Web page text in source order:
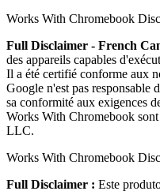
Works With Chromebook
Full Disclaimer - French
des appareils capables
Il a été certifié conforme aux
Google n'est pas responsable
sa conformité aux exigences
Works With Chromebook
LLC.
Works With Chromebook
Full Disclaimer : Este